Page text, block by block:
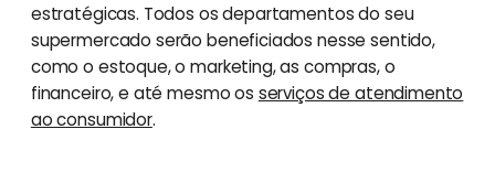
estratégicas. Todos os departamentos do seu
supermercado serão beneficiados nesse sentido,
como o estoque, o marketing, as compras, o
financeiro, e até mesmo os serviços de atendimento
ao consumidor.